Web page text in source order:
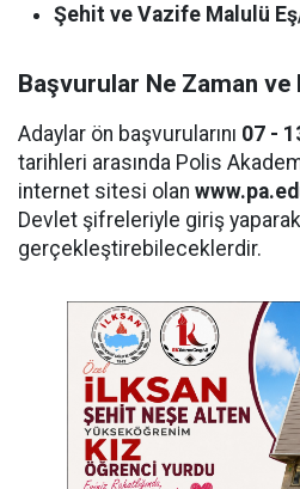
Şehit ve Vazife Malulü
Başvurular Ne Zaman ve
Adaylar ön başvurularını 07 -
tarihleri arasında Polis
internet sitesi olan
Devlet şifreleriyle giriş yaparak
gerçekleştirebileceklerdir.